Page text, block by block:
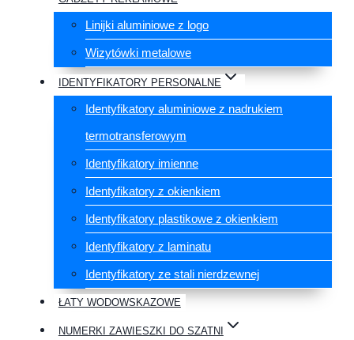
Linijki aluminiowe z logo
Wizytówki metalowe
IDENTYFIKATORY PERSONALNE
Identyfikatory aluminiowe z nadrukiem
termotransferowym
Identyfikatory imienne
Identyfikatory z okienkiem
Identyfikatory plastikowe z okienkiem
Identyfikatory z laminatu
Identyfikatory ze stali nierdzewnej
ŁATY WODOWSKAZOWE
NUMERKI ZAWIESZKI DO SZATNI